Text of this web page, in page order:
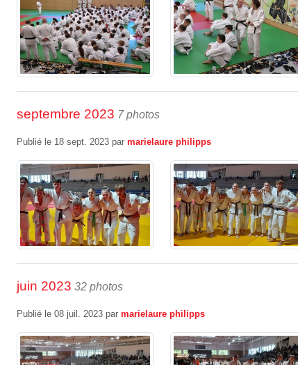
septembre 2023 7 photos
Publié le 18 sept. 2023 par marielaure philipps
juin 2023 32 photos
Publié le 08 juil. 2023 par marielaure philipps